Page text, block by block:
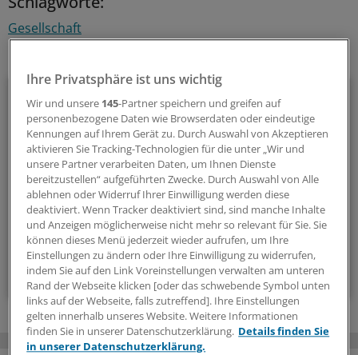
Gesellschaft
Menschen & Leben
Außergewöhnliche Menschen, beeindruckende
Persönlichkeiten und Kolleginnen und Kollegen, die etwas
Neues wagen: In diesem Newsletter erzählen wir
Geschichten aus dem (Arbeits-)Leben.
vier Mal im Jahr (Mittwoch)
Zum Abonnieren bitte anmelden
Ihre Privatsphäre ist uns wichtig
Wir und unsere 145-Partner speichern und greifen auf
personenbezogene Daten wie Browserdaten oder eindeutige
Kennungen auf Ihrem Gerät zu. Durch Auswahl von Akzeptieren
aktivieren Sie Tracking-Technologien für die unter „Wir und
unsere Partner verarbeiten Daten, um Ihnen Dienste
bereitzustellen“ aufgeführten Zwecke. Durch Auswahl von Alle
ablehnen oder Widerruf Ihrer Einwilligung werden diese
deaktiviert. Wenn Tracker deaktiviert sind, sind manche Inhalte
und Anzeigen möglicherweise nicht mehr so relevant für Sie. Sie
können dieses Menü jederzeit wieder aufrufen, um Ihre
Einstellungen zu ändern oder Ihre Einwilligung zu widerrufen,
indem Sie auf den Link Voreinstellungen verwalten am unteren
Rand der Webseite klicken [oder das schwebende Symbol unten
links auf der Webseite, falls zutreffend]. Ihre Einstellungen
gelten innerhalb unseres Website. Weitere Informationen
finden Sie in unserer Datenschutzerklärung. Details finden Sie
in unserer Datenschutzerklärung.